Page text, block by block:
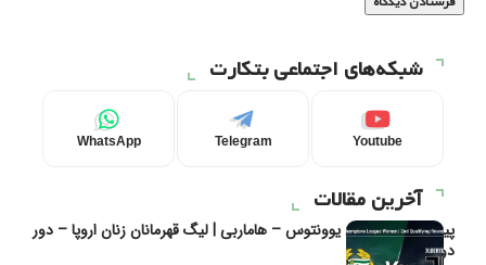
شبکه‌های اجتماعی بتکارت
Youtube
Telegram
WhatsApp
آخرین مقالات
پیش‌بینی و تحلیل یوونتوس – هاماربی | لیگ قهرمانان زنان اروپا – دور
دوم مرحله